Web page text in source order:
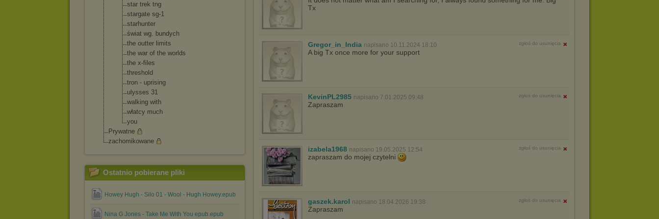
star trek tng
stargate sg-1
starhunter
świat wg. bundych
the outter limits
the war of the worlds
the x-files
threshold
tron - uprising
ulysses 31
walking with
włatcy much
you
Prywatne
zachomikowane
Ostatnio pobierane pliki
Howey Hugh - Silo 01 - Wool - Hugh Howey.epub
Nina G Jones - Take Me With You epub.epub
Tx
Gregor_in_India napisano 10.11.2024 18:10 zgłoś do usunięcia
A big Tx once more for your support
KevinPL2985 napisano 7.01.2025 09:48 zgłoś do usunięcia
Zapraszam
izabela1968 napisano 19.05.2025 12:54 zgłoś do usunięcia
zapraszam do mojej czytelni
gaszek.karol napisano 18.04.2026 19:38 zgłoś do usunięcia
Zapraszam